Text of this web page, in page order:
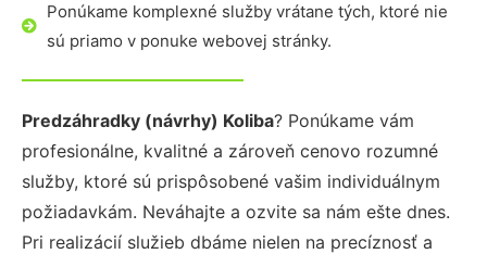
Ponúkame komplexné služby vrátane tých, ktoré nie
sú priamo v ponuke webovej stránky.
Predzáhradky (návrhy) Koliba? Ponúkame vám
profesionálne, kvalitné a zároveň cenovo rozumné
služby, ktoré sú prispôsobené vašim individuálnym
požiadavkám. Neváhajte a ozvite sa nám ešte dnes.
Pri realizácií služieb dbáme nielen na precíznosť a